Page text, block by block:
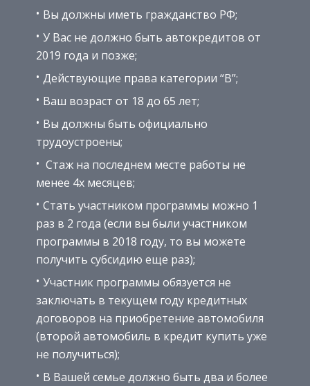
Вы должны иметь гражданство РФ;
У Вас не должно быть автокредитов от
2019 года и позже;
Действующие права категории “В”;
Ваш возраст от 18 до 65 лет;
Вы должны быть официально
трудоустроены;
Стаж на последнем месте работы не
менее 4х месяцев;
Стать участником программы можно 1
раз в 2 года (если вы были участником
программы в 2018 году, то вы можете
получить субсидию еще раз);
Участник программы обязуется не
заключать в текущем году кредитных
договоров на приобретение автомобиля
(второй автомобиль в кредит купить уже
не получиться);
В Вашей семье должно быть два и более